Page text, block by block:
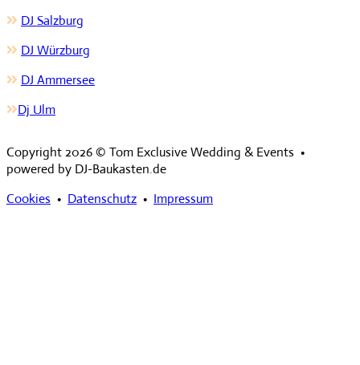
DJ Salzburg
DJ Würzburg
DJ Ammersee
Dj Ulm
Copyright 2026 © Tom Exclusive Wedding & Events •
powered by DJ-Baukasten.de
Cookies • Datenschutz • Impressum